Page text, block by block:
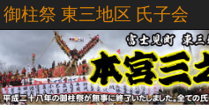
御柱祭 東三地区 氏子会